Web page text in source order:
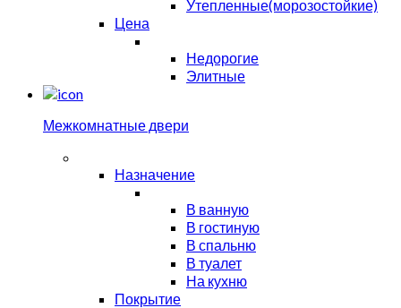
Утепленные(морозостойкие)
Цена
Недорогие
Элитные
Межкомнатные двери
Назначение
В ванную
В гостиную
В спальню
В туалет
На кухню
Покрытие